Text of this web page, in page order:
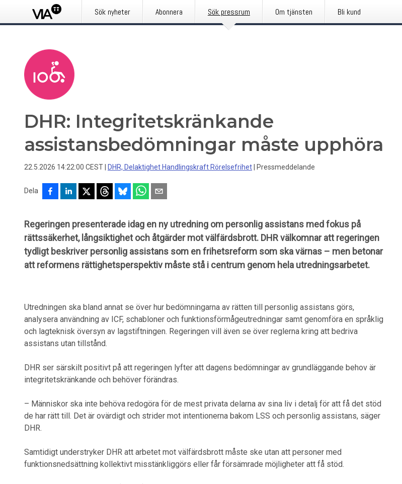
Sök nyheter Abonnera Sök pressrum Om tjänsten Bli kund
DHR: Integritetskränkande
assistansbedömningar måste upphöra
22.5.2026 14:22:00 CEST DHR, Delaktighet Handlingskraft Rörelsefrihet Pressmeddelande
Dela
Regeringen presenterade idag en ny utredning om personlig assistans med fokus på
rättssäkerhet, långsiktighet och åtgärder mot välfärdsbrott. DHR välkomnar att regeringen
tydligt beskriver personlig assistans som en frihetsreform som ska värnas – men betonar
att reformens rättighetsperspektiv måste stå i centrum genom hela utredningsarbetet.
Utredningen ska bland annat se över hur bedömningarna av rätten till personlig assistans görs,
analysera användning av ICF, schabloner och funktionsförmågeutredningar samt genomföra en språklig
och lagteknisk översyn av lagstiftningen. Regeringen vill även se över reglerna kring att bedriva
assistans utan tillstånd.
DHR ser särskilt positivt på att regeringen lyfter att dagens bedömningar av grundläggande behov är
integritetskränkande och behöver förändras.
– Människor ska inte behöva redogöra för de mest privata delarna av sina liv i detalj för att få det stöd
de har rätt till. Det är ovärdigt och strider mot intentionerna bakom LSS och personlig assistans, säger
DHR.
Samtidigt understryker DHR att arbetet mot välfärdsbrott måste ske utan att personer med
funktionsnedsättning kollektivt misstänkliggörs eller får försämrade möjligheter att få stöd.